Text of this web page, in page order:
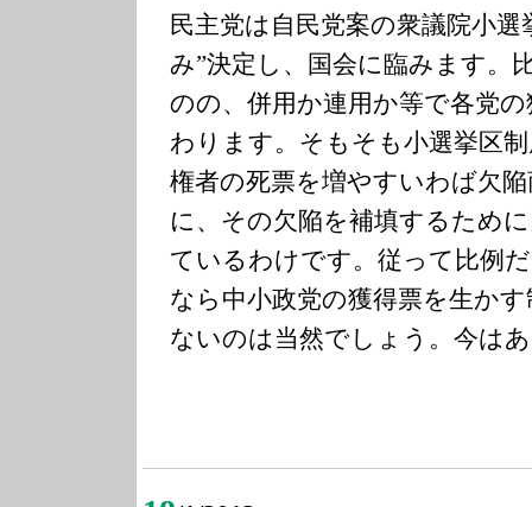
民主党は自民党案の衆議院小選
み”決定し、国会に臨みます。
のの、併用か連用か等で各党
わります。そもそも小選挙区
権者の死票を増やすいわば欠
に、その欠陥を補填するため
ているわけです。従って比例
なら中小政党の獲得票を生か
ないのは当然でしょう。今は